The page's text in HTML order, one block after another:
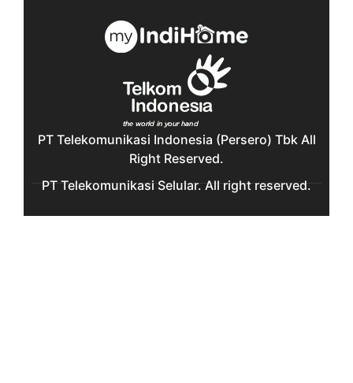
PT Telekomunikasi Indonesia (Persero) Tbk All
Right Reserved.
PT Telekomunikasi Selular. All right reserved.